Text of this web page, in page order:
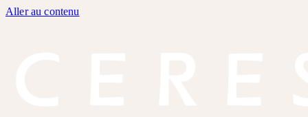
Aller au contenu